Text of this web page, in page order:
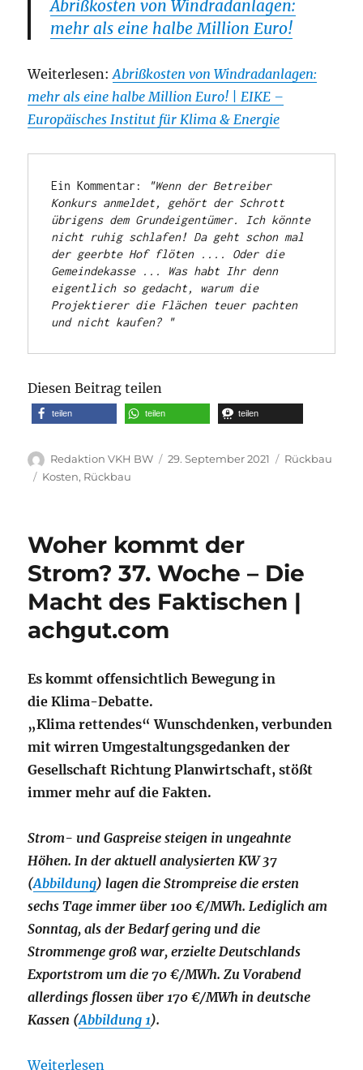
Abrißkosten von Windradanlagen:
mehr als eine halbe Million Euro!
Weiterlesen:Abrißkosten von Windradanlagen:
mehr als eine halbe Million Euro! | EIKE –
Europäisches Institut für Klima & Energie
Ein Kommentar:
"Wenn der Betreiber
Konkurs anmeldet, gehört der Schrott
übrigens dem Grundeigentümer. Ich könnte
nicht ruhig schlafen! Da geht schon mal
der geerbte Hof flöten .... Oder die
Gemeindekasse ... Was habt Ihr denn
eigentlich so gedacht, warum die
Projektierer die Flächen teuer pachten
und nicht kaufen? "
Diesen Beitrag teilen
teilen teilen teilen
Autor
Redaktion VKH BW
Veröffentlicht
29. September 2021 Kategorien
Rückbau
Schlagwörter
Kosten, Rückbau
Woher kommt der
Strom? 37. Woche – Die
Macht des Faktischen |
achgut.com
Es kommt offensichtlich Bewegung in
die Klima-Debatte.
„Klima rettendes“ Wunschdenken, verbunden
mit wirren Umgestaltungsgedanken der
Gesellschaft Richtung Planwirtschaft, stößt
immer mehr auf die Fakten.
Strom- und Gaspreise steigen in ungeahnte
Höhen. In der aktuell analysierten KW 37
(Abbildung) lagen die Strompreise die ersten
sechs Tage immer über 100 €/MWh. Lediglich am
Sonntag, als der Bedarf gering und die
Strommenge groß war, erzielte Deutschlands
Exportstrom um die 70 €/MWh. Zu Vorabend
allerdings flossen über 170 €/MWh in deutsche
Kassen (Abbildung 1).
Weiterlesen